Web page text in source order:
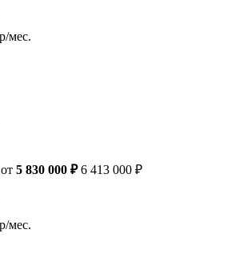
мес.
5 830 000 ₽ 6 413 000 ₽
мес.